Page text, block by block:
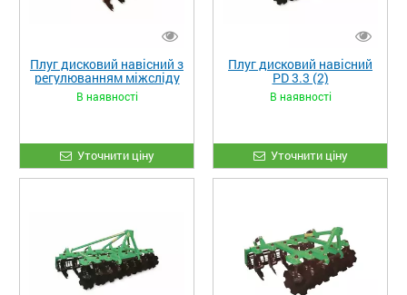
Плуг дисковий навісний з
регулюванням міжсліду
PDM 1.8 (1)
В наявності
Уточнити ціну
Плуг дисковий навісний
PD 3.3 (2)
В наявності
Уточнити ціну